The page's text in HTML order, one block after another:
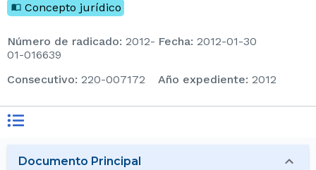
Concepto jurídico
Número de radicado: 2012-
01-016639
Fecha: 2012-01-30
consecutivo: 220-007172 Año expediente: 2012
Documento Principal